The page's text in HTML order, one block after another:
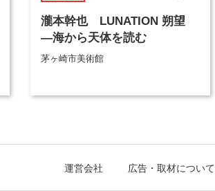
瀧本幹也 LUNATION 朔望
―海から天体を読む
茅ヶ崎市美術館
運営会社 広告・取材について